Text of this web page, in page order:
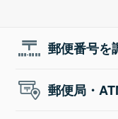
郵便番号を
郵便局・